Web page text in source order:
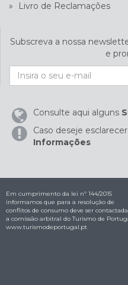
»
Livro de Reclamações
Subscreva a nossa
e
Consulte aqui alguns
Caso deseje
Informações
Em cumprimento da lei nº 144/2015
informamos que para a resolução de
conflitos de consumo deve ser contactada
a comissão arbitral do Turismo de
www.turismodeportugal.pt